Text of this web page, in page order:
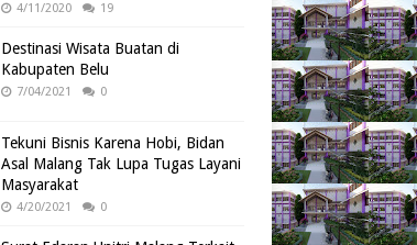
4/11/2020 19
Destinasi Wisata Buatan di
Kabupaten Belu
7/04/2021 0
Tekuni Bisnis Karena Hobi, Bidan
Asal Malang Tak Lupa Tugas Layani
Masyarakat
4/20/2021 0